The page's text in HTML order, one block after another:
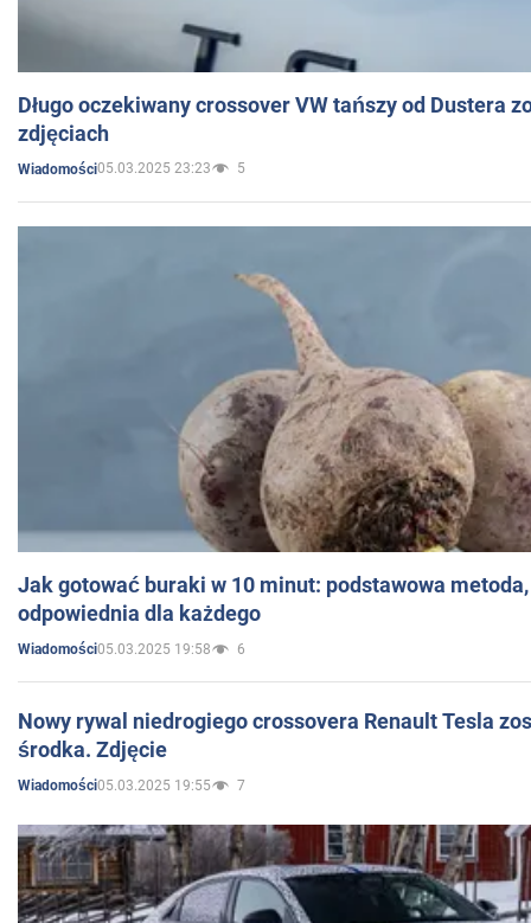
Długo oczekiwany crossover VW tańszy od Dustera
zdjęciach
Wiadomości05.03.2025 23:23 5
Jak gotować buraki w 10 minut: podstawowa
odpowiednia dla każdego
Wiadomości05.03.2025 19:58 6
Nowy rywal niedrogiego crossovera Renault Tesla
środka. Zdjęcie
Wiadomości05.03.2025 19:55 7